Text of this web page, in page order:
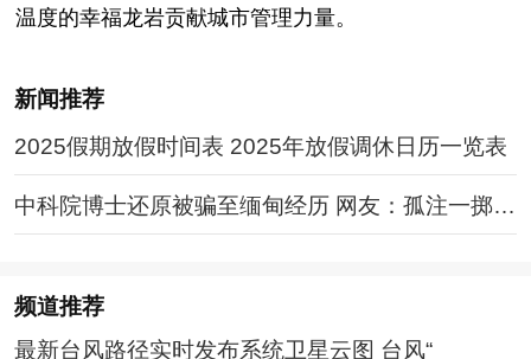
温度的幸福龙岩贡献城市管理力量。
新闻推荐
2025假期放假时间表 2025年放假调休日历一览表
中科院博士还原被骗至缅甸经历 网友：孤注一掷现
实版
频道推荐
最新台风路径实时发布系统卫星云图 台风“